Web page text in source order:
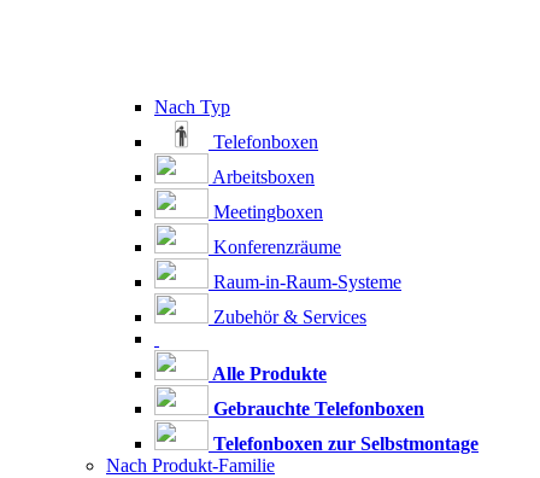
Nach Typ
Telefonboxen
Arbeitsboxen
Meetingboxen
Konferenzräume
Raum-in-Raum-Systeme
Zubehör & Services
Alle Produkte
Gebrauchte Telefonboxen
Telefonboxen zur Selbstmontage
Nach Produkt-Familie